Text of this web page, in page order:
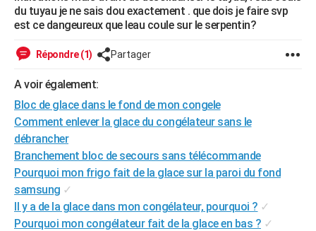
Mobiles
Meilleur smartphone
Internet
Ordinateurs
Jeux vidéo
Guide high-tech
+BRICOLAGE
Forum
Aménagement intérieur
Extérieur
Cuisine
Salle de bains
Jardinage
Rangement
Guides de France
Escapades
Patrimoine
Expositions
Musées
Week-end nature
Art de vivre
Bien-être
Loisirs
Mode
Modes de vie
Alimentation
Guide de la santé
Maladies
Médicaments
Sommeil
VOYAGE
PHOTO
GUIDES D'ACHAT
BONS PLANS
du tuyau je ne sais dou exactement . que dois je faire svp
est ce dangeureux que leau coule sur le serpentin?
Répondre (1) Partager
A voir également:
Bloc de glace dans le fond de mon congele
Comment enlever la glace du congélateur sans le
débrancher
Branchement bloc de secours sans télécommande
Pourquoi mon frigo fait de la glace sur la paroi du fond
samsung ✓
Il y a de la glace dans mon congélateur, pourquoi ? ✓
Pourquoi mon congélateur fait de la glace en bas ? ✓